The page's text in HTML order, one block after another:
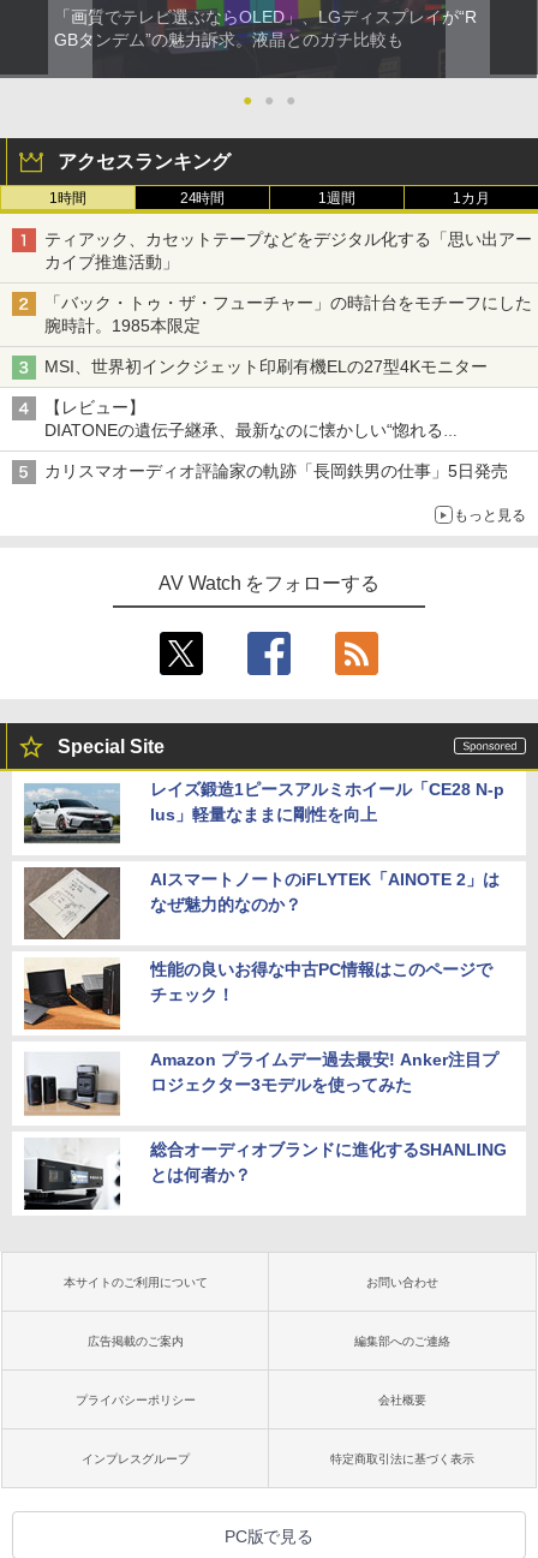
「画質でテレビ選ぶならOLED」、LGディスプレイが“R
GBタンデム”の魅力訴求。液晶とのガチ比較も
● ● ●
アクセスランキング
1時間 24時間 1週間 1カ月
ティアック、カセットテープなどをデジタル化する「思い出アー
カイブ推進活動」
「バック・トゥ・ザ・フューチャー」の時計台をモチーフにした
腕時計。1985本限定
MSI、世界初インクジェット印刷有機ELの27型4Kモニター
【レビュー】
DIATONEの遺伝子継承、最新なのに懐かしい“惚れる
音”Tecnologia e Cuore「DS-TC52B」を聴く
カリスマオーディオ評論家の軌跡「長岡鉄男の仕事」5日発売
もっと見る
AV Watch をフォローする
Special Site
レイズ鍛造1ピースアルミホイール「CE28 N-p
lus」軽量なままに剛性を向上
AIスマートノートのiFLYTEK「AINOTE 2」は
なぜ魅力的なのか？
性能の良いお得な中古PC情報はこのページで
チェック！
Amazon プライムデー過去最安! Anker注目プ
ロジェクター3モデルを使ってみた
総合オーディオブランドに進化するSHANLING
とは何者か？
本サイトのご利用について お問い合わせ
広告掲載のご案内 編集部へのご連絡
プライバシーポリシー 会社概要
インプレスグループ 特定商取引法に基づく表示
PC版で見る